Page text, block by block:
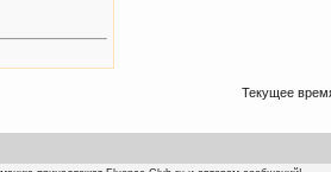
Текущее